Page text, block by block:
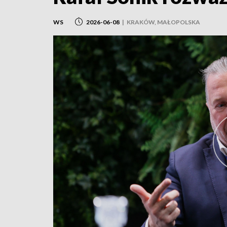
WS 2026-06-08 | KRAKÓW, MAŁOPOLSKA